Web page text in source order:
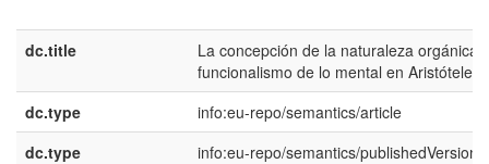
dc.title
La concepción de la naturaleza orgánica
funcionalismo de lo mental en Aristóteles
dc.type
info:eu-repo/semantics/article
dc.type
info:eu-repo/semantics/publishedVersion